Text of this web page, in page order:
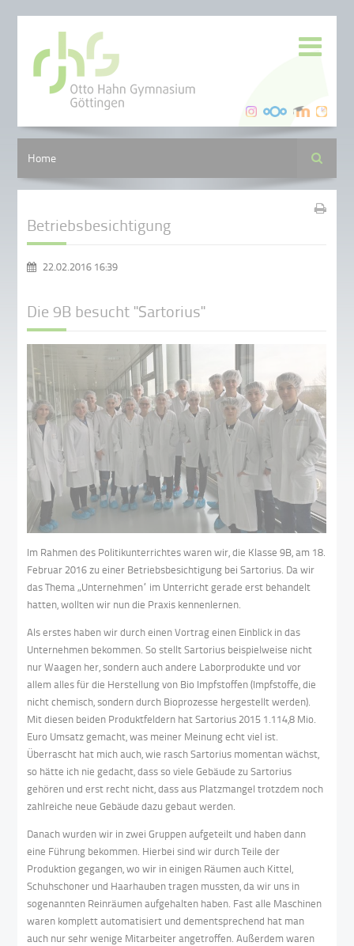
Home Suche
Betriebsbesichtigung
22.02.2016 16:39
Die 9B besucht "Sartorius"
Im Rahmen des Politikunterrichtes waren wir, die Klasse 9B, am 18.
Februar 2016 zu einer Betriebsbesichtigung bei Sartorius. Da wir
das Thema „Unternehmen“ im Unterricht gerade erst behandelt
hatten, wollten wir nun die Praxis kennenlernen.
Als erstes haben wir durch einen Vortrag einen Einblick in das
Unternehmen bekommen. So stellt Sartorius beispielweise nicht
nur Waagen her, sondern auch andere Laborprodukte und vor
allem alles für die Herstellung von Bio Impfstoffen (Impfstoffe, die
nicht chemisch, sondern durch Bioprozesse hergestellt werden).
Mit diesen beiden Produktfeldern hat Sartorius 2015 1.114,8 Mio.
Euro Umsatz gemacht, was meiner Meinung echt viel ist.
Überrascht hat mich auch, wie rasch Sartorius momentan wächst,
so hätte ich nie gedacht, dass so viele Gebäude zu Sartorius
gehören und erst recht nicht, dass aus Platzmangel trotzdem noch
zahlreiche neue Gebäude dazu gebaut werden.
Danach wurden wir in zwei Gruppen aufgeteilt und haben dann
eine Führung bekommen. Hierbei sind wir durch Teile der
Produktion gegangen, wo wir in einigen Räumen auch Kittel,
Schuhschoner und Haarhauben tragen mussten, da wir uns in
sogenannten Reinräumen aufgehalten haben. Fast alle Maschinen
waren komplett automatisiert und dementsprechend hat man
auch nur sehr wenige Mitarbeiter angetroffen. Außerdem waren